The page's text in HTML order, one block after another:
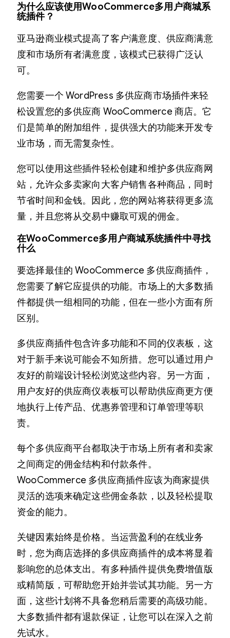
为什么应该使用WooCommerce多用户商城系
统插件？
亚马逊商业模式提高了客户满意度、供应商满意
度和市场所有者满意度，该模式已获得广泛认
可。
您需要一个 WordPress 多供应商市场插件来轻
松设置您的多供应商 WooCommerce 商店。它
们是简单的附加组件，提供强大的功能来开发专
业市场，而无需复杂性。
您可以使用这些插件轻松创建和维护多供应商网
站，允许众多卖家向大客户销售各种商品，同时
节省时间和金钱。因此，您的网站将获得更多流
量，并且您将从交易中赚取可观的佣金。
在WooCommerce多用户商城系统插件中寻找
什么
要选择最佳的 WooCommerce 多供应商插件，
您需要了解它应提供的功能。市场上的大多数插
件都提供一组相同的功能，但在一些小方面有所
区别。
多供应商插件包含许多功能和不同的仪表板，这
对于新手来说可能会不知所措。您可以通过用户
友好的前端设计轻松浏览这些内容。另一方面，
用户友好的供应商仪表板可以帮助供应商更方便
地执行上传产品、优惠券管理和订单管理等职
责。
每个多供应商平台都取决于市场上所有者和卖家
之间商定的佣金结构和付款条件。
WooCommerce 多供应商插件应该为商家提供
灵活的选项来确定这些佣金条款，以及轻松提取
资金的能力。
关键因素始终是价格。当运营盈利的在线业务
时，您为商店选择的多供应商插件的成本将显着
影响您的总体支出。有多种插件提供免费增值版
或精简版，可帮助您开始并尝试其功能。另一方
面，这些计划将不具备您稍后需要的高级功能。
大多数插件都有退款保证，让您可以在深入之前
先试水。